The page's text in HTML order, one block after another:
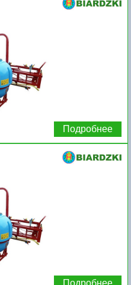
Подробнее
Подробнее